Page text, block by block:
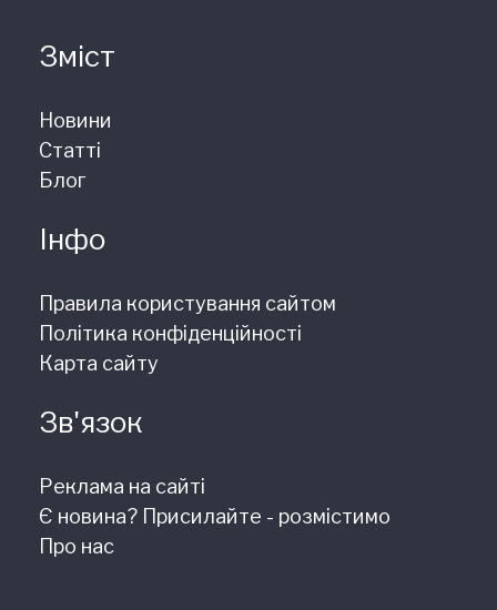
Зміст
Новини
Статті
Блог
Інфо
Правила користування сайтом
Політика конфіденційності
Карта сайту
Зв'язок
Реклама на сайті
Є новина? Присилайте - розмістимо
Про нас